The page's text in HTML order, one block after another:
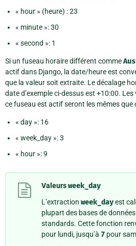
« hour » (heure) : 23
« minute »: 30
« second »: 1
Si un fuseau horaire différent comme
actif dans Django, la date/heure est
que la valeur soit extraite. Le décalage
date d’exemple ci-dessus est +10:00.
ce fuseau est actif seront les mêmes que
« day »: 16
« week_day »: 3
« hour »: 9
Valeursweek_day
L’extraction week_dayest
plupart des bases de
standards. Cette fonction
pour lundi, jusqu’à 7 pour